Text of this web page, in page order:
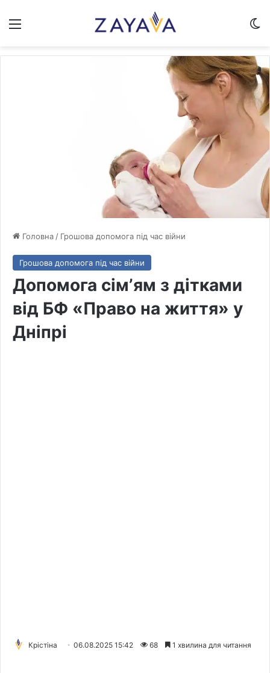
Меню
Головна / Грошова допомога під час війни
Грошова допомога під час війни
Допомога сімʼям з дітками
від БФ «Право на життя» у
Дніпрі
Крістіна 06.08.2025 15:42 68 1 хвилина для читання